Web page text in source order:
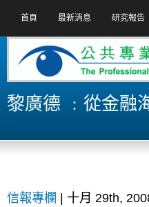
首頁 最新消息 研究報告
黎廣德 ﹕從金融
信報專欄 | 十月 29th,